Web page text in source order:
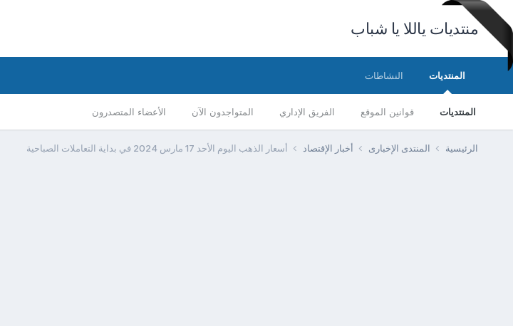
منتديات ياللا يا شباب
المنتديات
المنتديات قوانين الموقع الفريق الإداري المتواجدون الآن الأعضاء المتصدرون
النشاطات
الرئيسية المنتدى الإخبارى أخبار الإقتصاد أسعار الذهب اليوم الأحد 17 مارس 2024 في بداية التعاملات الصباحية